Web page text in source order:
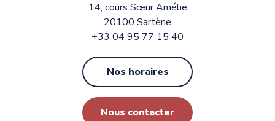
14, cours Sœur Amélie
20100 Sartène
+33 04 95 77 15 40
Nos horaires
Nous contacter